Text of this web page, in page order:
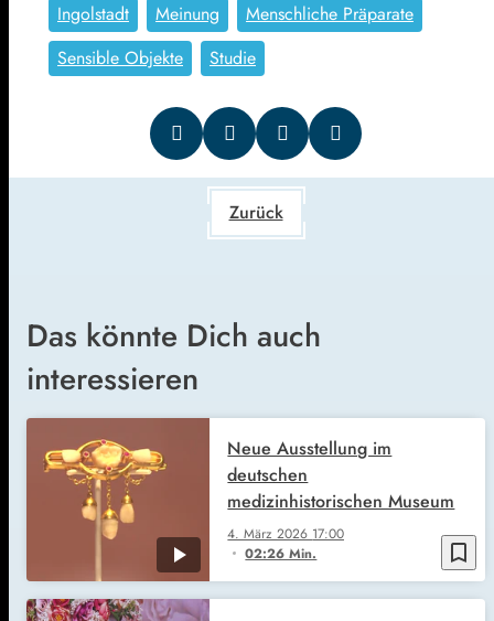
Ingolstadt
Meinung
Menschliche Präparate
Sensible Objekte
Studie
Zurück
Das könnte Dich auch
interessieren
bookmark_border
4. März 2026 17:00
02:26 Min.
Neue Ausstellung im
deutschen
medizinhistorischen Museum